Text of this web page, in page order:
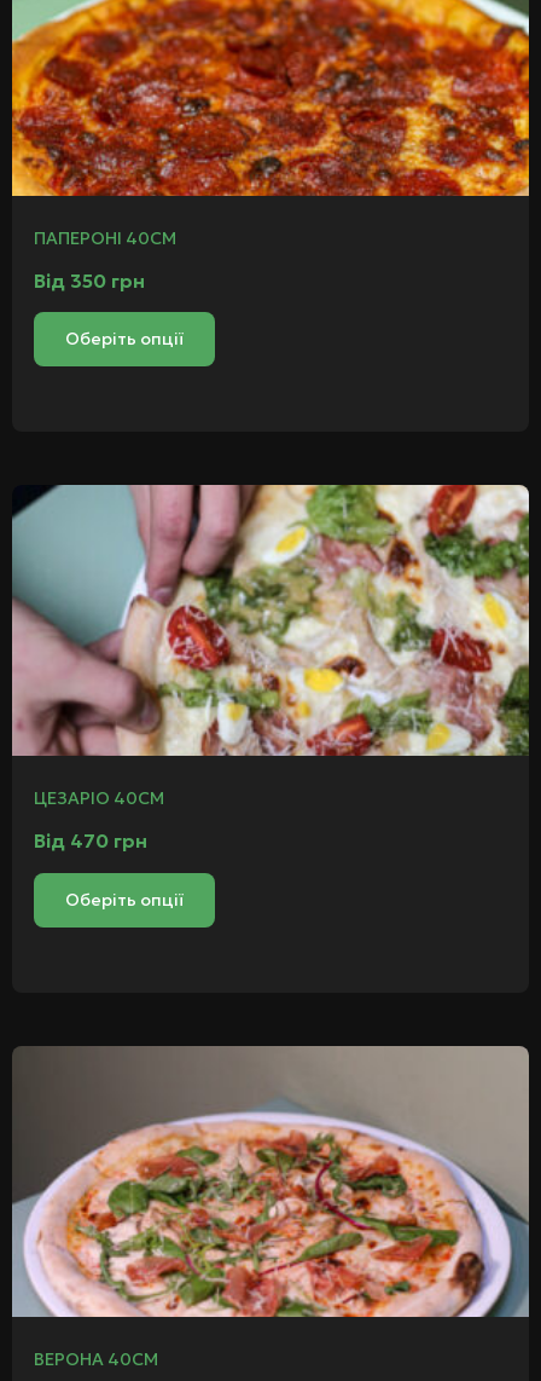
ПАПЕРОНІ 40СМ
Від 350 грн
Оберіть опції
ЦЕЗАРІО 40СМ
Від 470 грн
Оберіть опції
ВЕРОНА 40СМ